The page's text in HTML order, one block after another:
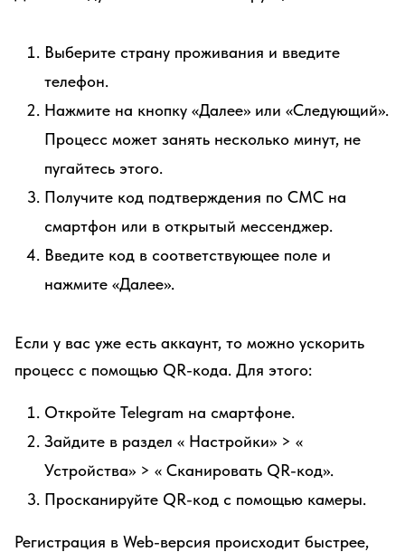
Выберите страну проживания и введите
телефон.
Нажмите на кнопку «Далее» или «Следующий».
Процесс может занять несколько минут, не
пугайтесь этого.
Получите код подтверждения по СМС на
смартфон или в открытый мессенджер.
Введите код в соответствующее поле и
нажмите «Далее».
Если у вас уже есть аккаунт, то можно ускорить
процесс с помощью QR-кода. Для этого:
Откройте Telegram на смартфоне.
Зайдите в раздел « Настройки» > «
Устройства» > « Сканировать QR-код».
Просканируйте QR-код с помощью камеры.
Регистрация в Web-версия происходит быстрее,